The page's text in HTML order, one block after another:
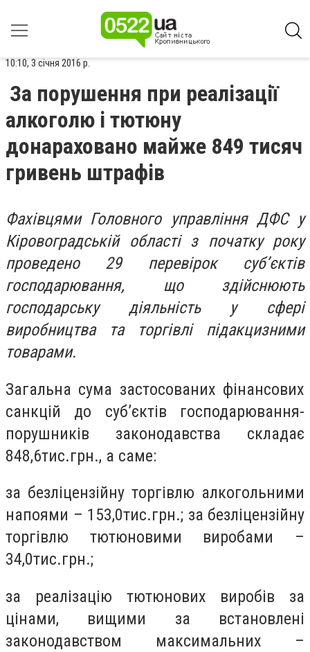
10:10, 3 січня 2016 р.
За порушення при реалізації
алкоголю і тютюну
донараховано майже 849 тисяч
гривень штрафів
Фахівцями Головного управління ДФС у
Кіровоградській області з початку року
проведено 29 перевірок суб’єктів
господарювання, що здійснюють
господарську діяльність у сфері
виробництва та торгівлі підакцизними
товарами.
Загальна сума застосованих фінансових
санкцій до суб’єктів господарювання-
порушників законодавства складає
848,6тис.грн., а саме:
за безліцензійну торгівлю алкогольними
напоями – 153,0тис.грн.; за безліцензійну
торгівлю тютюновими виробами –
34,0тис.грн.;
за реалізацію тютюнових виробів за
цінами, вищими за встановлені
законодавством максимальних –